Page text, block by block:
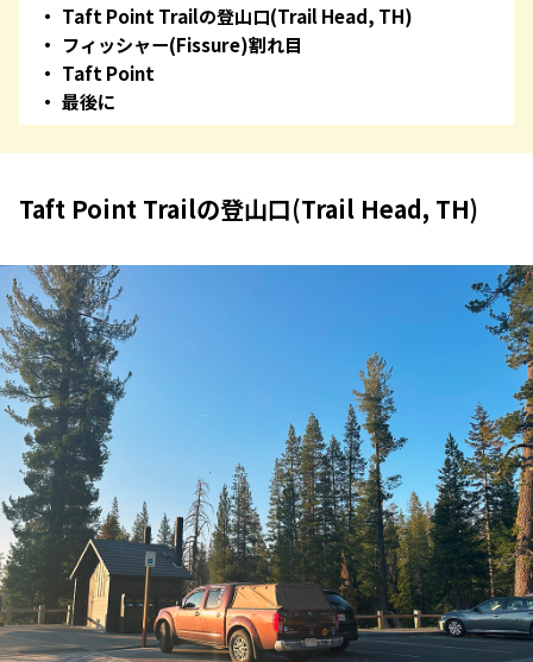
Taft Point Trailの登山口(Trail Head, TH)
フィッシャー(Fissure)割れ目
Taft Point
最後に
Taft Point Trailの登山口(Trail Head, TH)